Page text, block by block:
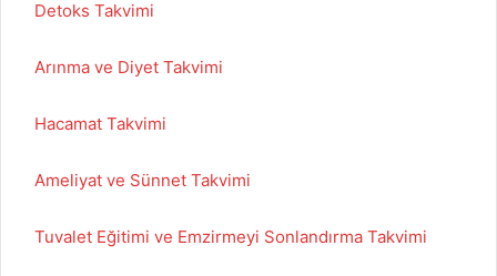
Detoks Takvimi
Arınma ve Diyet Takvimi
Hacamat Takvimi
Ameliyat ve Sünnet Takvimi
Tuvalet Eğitimi ve Emzirmeyi Sonlandırma Takvimi